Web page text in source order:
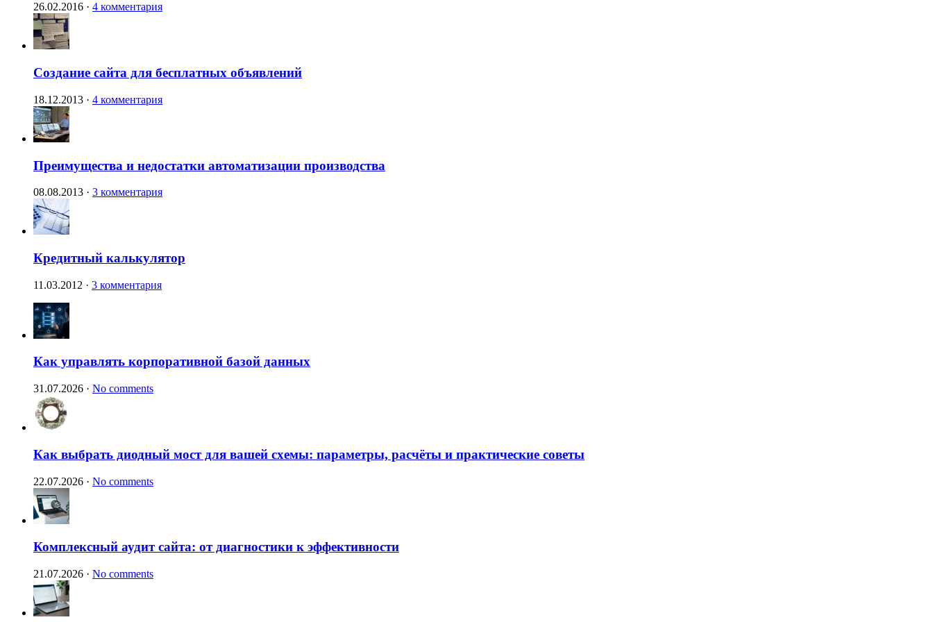
26.02.2016 · 4 комментария
Создание сайта для бесплатных объявлений
18.12.2013 · 4 комментария
Преимущества и недостатки автоматизации производства
08.08.2013 · 3 комментария
Кредитный калькулятор
11.03.2012 · 3 комментария
Как управлять корпоративной базой данных
31.07.2026 · No comments
Как выбрать диодный мост для вашей схемы: параметры, расчёты и практические советы
22.07.2026 · No comments
Комплексный аудит сайта: от диагностики к эффективности
21.07.2026 · No comments